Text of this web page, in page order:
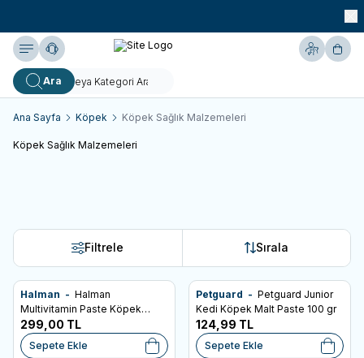
Yardım
Ara
Hesabım
Ana Sayfa Köpek Köpek Sağlık Malzemeleri
Köpek Sağlık Malzemeleri
Filtrele Sırala
SKT: 08.08.2026
Favorilere Ekle
Halman - Halman
Multivitamin Paste Köpek
Multivitamin Macunu 100gr
299,00 TL
Sepete Ekle
SKT: 15.10.2026
Favorilere Ekle
Petguard - Petguard Junior
Kedi Köpek Malt Paste 100 gr
124,99 TL
Sepete Ekle